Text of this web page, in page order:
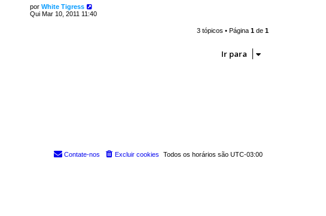
por White Tigress
Qui Mar 10, 2011 11:40
3 tópicos • Página 1 de 1
Ir para
Todos os horários são UTC-03:00
Excluir cookies
Contate-nos